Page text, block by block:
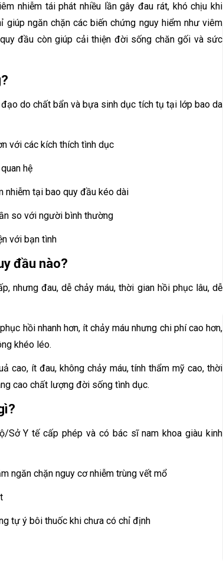
nhiễm tái phát nhiều lần gây đau rát, khó chịu khi
giúp ngăn chặn các biến chứng nguy hiểm như viêm
đầu còn giúp cải thiện đời sống chăn gối và sức
đạo do chất bẩn và bựa sinh dục tích tụ tại lớp bao da
với các kích thích tình dục
hệ
nhiễm tại bao quy đầu kéo dài
so với người bình thường
với bạn tình
đầu nào?
nhưng đau, dễ chảy máu, thời gian hồi phục lâu, dễ
hồi nhanh hơn, ít chảy máu nhưng chi phí cao hơn,
khéo léo.
cao, ít đau, không chảy máu, tính thẩm mỹ cao, thời
cao chất lượng đời sống tình dục.
Y tế cấp phép và có bác sĩ nam khoa giàu kinh
ngăn chặn nguy cơ nhiễm trùng vết mổ
tự ý bôi thuốc khi chưa có chỉ định